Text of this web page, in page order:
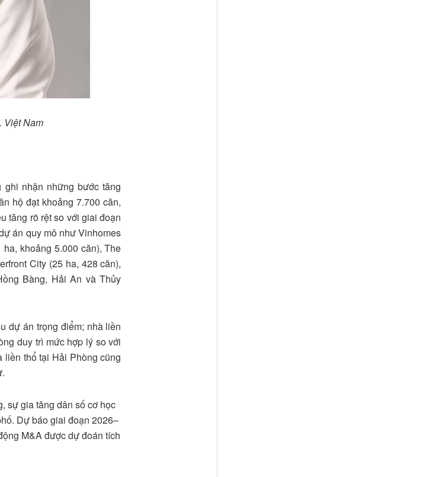
Việt Nam
nhận những bước tăng
hộ đạt khoảng 7.700 căn,
tăng rõ rệt so với giai đoạn
án quy mô như Vinhomes
khoảng 5.000 căn), The
City (25 ha, 428 căn),
Bàng, Hải An và Thủy
dự án trọng điểm; nhà liền
duy trì mức hợp lý so với
liền thổ tại Hải Phòng cũng
sự gia tăng dân số cơ học
Dự báo giai đoạn 2026–
M&A được dự đoán tích